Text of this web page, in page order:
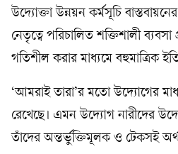
উদ্যোক্তা উন্নয়ন কর্মসূচি
নেতৃত্বে পরিচালিত শক্তিশালী ব্যবসা
গতিশীল করার মাধ্যমে বহুমাত্রিক
‘আমরাই তারা’র মতো উদ্যোগের
রেখেছে। এমন উদ্যোগ নারীদের
তাঁদের অন্তর্ভুক্তিমূলক ও টেকসই